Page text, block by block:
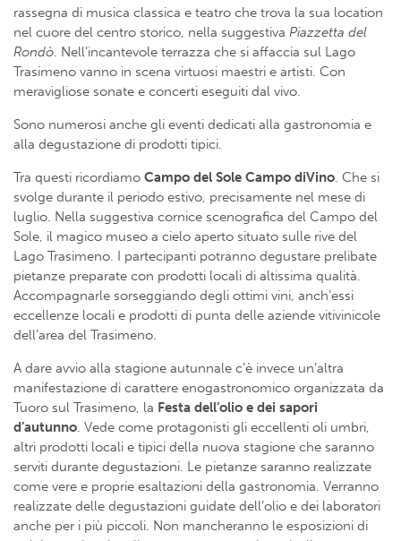
rassegna di musica classica e teatro che trova la sua location
nel cuore del centro storico, nella suggestiva Piazzetta del
Rondò. Nell’incantevole terrazza che si affaccia sul Lago
Trasimeno vanno in scena virtuosi maestri e artisti. Con
meravigliose sonate e concerti eseguiti dal vivo.
Sono numerosi anche gli eventi dedicati alla gastronomia e
alla degustazione di prodotti tipici.
Tra questi ricordiamo Campo del Sole Campo diVino. Che si
svolge durante il periodo estivo, precisamente nel mese di
luglio. Nella suggestiva cornice scenografica del Campo del
Sole, il magico museo a cielo aperto situato sulle rive del
Lago Trasimeno. I partecipanti potranno degustare prelibate
pietanze preparate con prodotti locali di altissima qualità.
Accompagnarle sorseggiando degli ottimi vini, anch’essi
eccellenze locali e prodotti di punta delle aziende vitivinicole
dell’area del Trasimeno.
A dare avvio alla stagione autunnale c’è invece un’altra
manifestazione di carattere enogastronomico organizzata da
Tuoro sul Trasimeno, la Festa dell’olio e dei sapori
d’autunno. Vede come protagonisti gli eccellenti oli umbri,
altri prodotti locali e tipici della nuova stagione che saranno
serviti durante degustazioni. Le pietanze saranno realizzate
come vere e proprie esaltazioni della gastronomia. Verranno
realizzate delle degustazioni guidate dell’olio e dei laboratori
anche per i più piccoli. Non mancheranno le esposizioni di